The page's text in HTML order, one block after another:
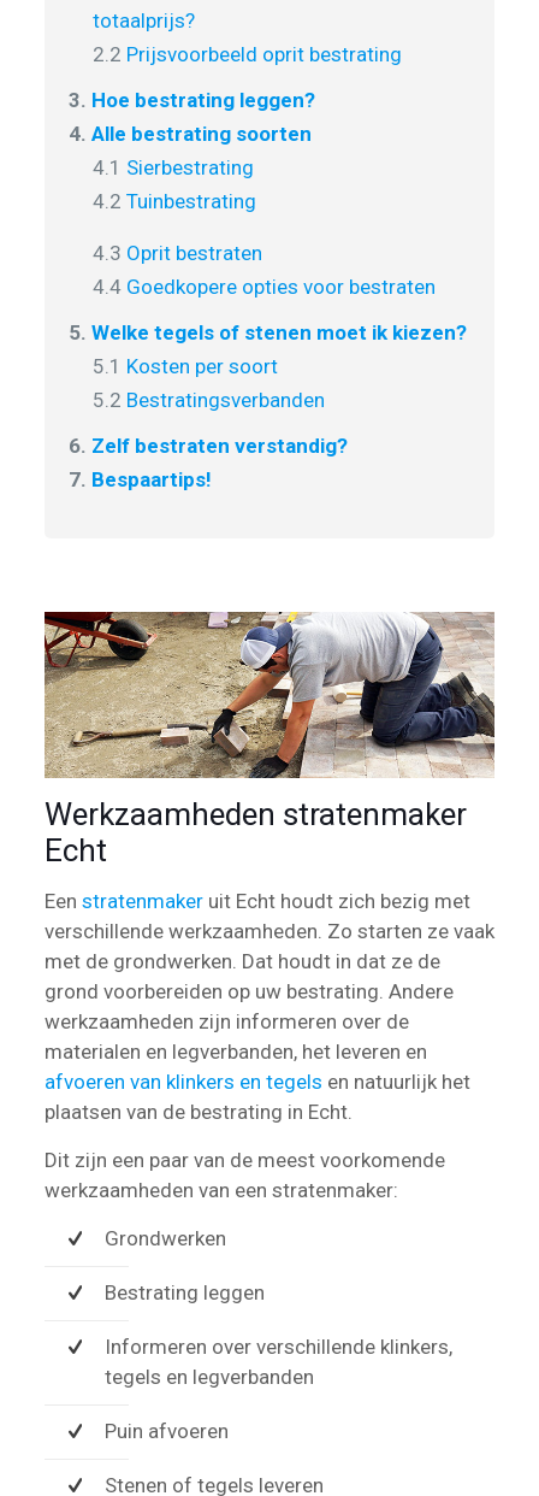
totaalprijs?
2.2 Prijsvoorbeeld oprit bestrating
3. Hoe bestrating leggen?
4. Alle bestrating soorten
4.1 Sierbestrating
4.2 Tuinbestrating
4.3 Oprit bestraten
4.4 Goedkopere opties voor bestraten
5. Welke tegels of stenen moet ik kiezen?
5.1 Kosten per soort
5.2 Bestratingsverbanden
6. Zelf bestraten verstandig?
7. Bespaartips!
Werkzaamheden stratenmaker
Echt
Een stratenmakeruit Echt houdt zich bezig met
verschillende werkzaamheden. Zo starten ze vaak
met de grondwerken. Dat houdt in dat ze de
grond voorbereiden op uw bestrating. Andere
werkzaamheden zijn informeren over de
materialen en legverbanden, het leveren en
afvoeren van klinkers en tegels en natuurlijk het
plaatsen van de bestrating in Echt.
Dit zijn een paar van de meest voorkomende
werkzaamheden van een stratenmaker:
Grondwerken
Bestrating leggen
Informeren over verschillende klinkers,
tegels en legverbanden
Puin afvoeren
Stenen of tegels leveren